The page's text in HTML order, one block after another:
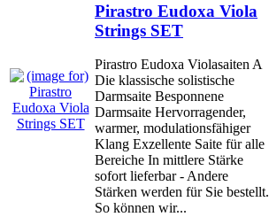
Pirastro Eudoxa Viola
Strings SET
Pirastro Eudoxa Violasaiten A
Die klassische solistische
Darmsaite Besponnene
Darmsaite Hervorragender,
warmer, modulationsfähiger
Klang Exzellente Saite für alle
Bereiche In mittlere Stärke
sofort lieferbar - Andere
Stärken werden für Sie bestellt.
So können wir...